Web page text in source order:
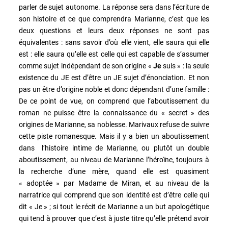
parler de sujet autonome. La réponse sera dans l’écriture de
son histoire et ce que comprendra Marianne, c’est que les
deux questions et leurs deux réponses ne sont pas
équivalentes : sans savoir d’où elle vient, elle saura qui elle
est : elle saura qu’elle est celle qui est capable de s’assumer
comme sujet indépendant de son origine « Jesuis » : la seule
existence du JE est d’être un JE sujet d’énonciation. Et non
pas un être d’origine noble et donc dépendant d’une famille :
De ce point de vue, on comprend que l’aboutissement du
roman ne puisse être la connaissance du « secret » des
origines de Marianne, sa noblesse. Marivaux refuse de suivre
cette piste romanesque. Mais il y a bien un aboutissement
dans l’histoire intime de Marianne, ou plutôt un double
aboutissement, au niveau de Marianne l’héroïne, toujours à
la recherche d’une mère, quand elle est quasiment
« adoptée » par Madame de Miran, et au niveau de la
narratrice qui comprend que son identité est d’être celle qui
dit « Je » ; si tout le récit de Marianne a un but apologétique
qui tend à prouver que c’est à juste titre qu’elle prétend avoir